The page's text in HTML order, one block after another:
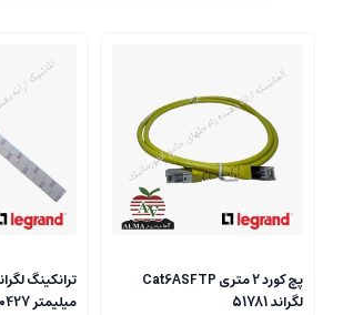
پچ کورد 2 متری Cat6ASFTP
لگراند 51781
میلیمتر 10427